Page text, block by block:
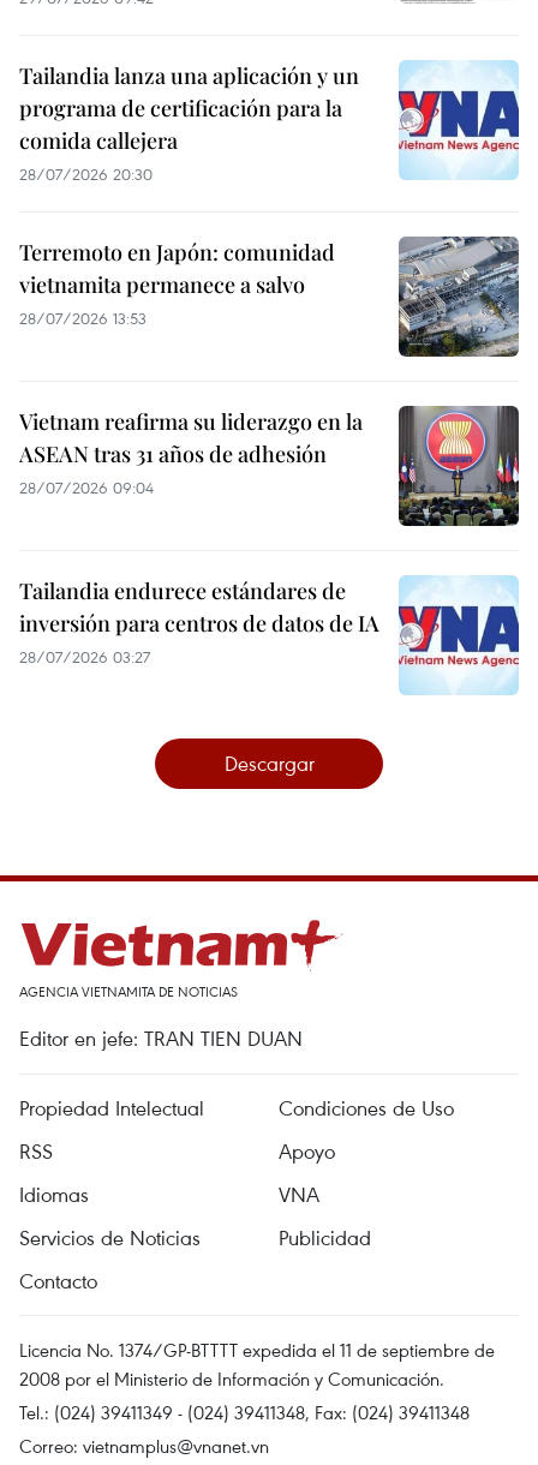
Tailandia lanza una aplicación y un
programa de certificación para la
comida callejera
28/07/2026 20:30
Terremoto en Japón: comunidad
vietnamita permanece a salvo
28/07/2026 13:53
Vietnam reafirma su liderazgo en la
ASEAN tras 31 años de adhesión
28/07/2026 09:04
Tailandia endurece estándares de
inversión para centros de datos de IA
28/07/2026 03:27
Descargar
AGENCIA VIETNAMITA DE NOTICIAS
Editor en jefe: TRAN TIEN DUAN
Propiedad Intelectual
Condiciones de Uso
RSS
Apoyo
Idiomas
VNA
Servicios de Noticias
Publicidad
Contacto
Licencia No. 1374/GP-BTTTT expedida el 11 de septiembre de
2008 por el Ministerio de Información y Comunicación.
Tel.: (024) 39411349 - (024) 39411348, Fax: (024) 39411348
Correo: vietnamplus@vnanet.vn